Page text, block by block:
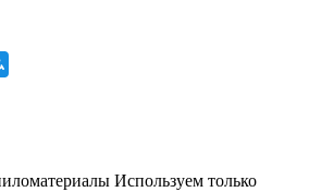
Используем только